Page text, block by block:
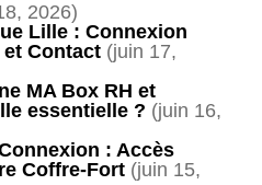
2026)
Lille : Connexion
Contact (juin 17,
MA Box RH et
essentielle ? (juin 16,
: Accès
Coffre-Fort (juin 15,